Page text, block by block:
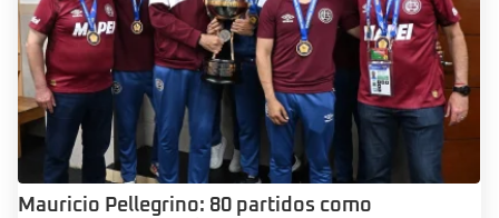
Mauricio Pellegrino: 80 partidos como